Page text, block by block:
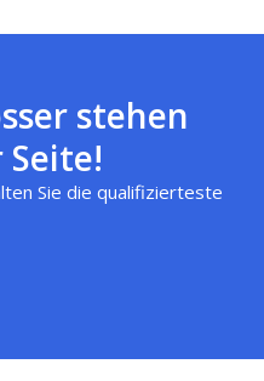
stehen
Sie die qualifizierteste